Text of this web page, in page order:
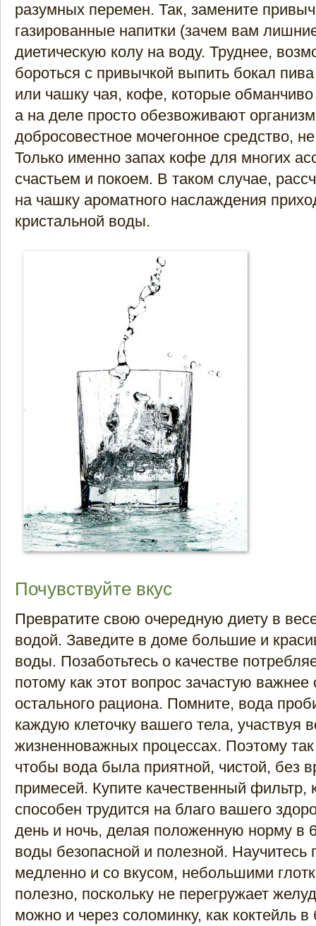
разумных перемен. Так, замените
газированные напитки (зачем вам
диетическую колу на воду. Труднее,
бороться с привычкой выпить бокал
или чашку чая, кофе, которые
а на деле просто обезвоживают
добросовестное мочегонное средство,
Только именно запах кофе для многих
счастьем и покоем. В таком случае,
на чашку ароматного наслаждения
кристальной воды.
Почувствуйте вкус
Превратите свою очередную диету в
водой. Заведите в доме большие и
воды. Позаботьтесь о качестве
потому как этот вопрос зачастую важнее
остального рациона. Помните, вода
каждую клеточку вашего тела, участвуя
жизненноважных процессах. Поэтому так
чтобы вода была приятной, чистой, без
примесей. Купите качественный фильтр,
способен трудится на благо вашего
день и ночь, делая положенную норму в
воды безопасной и полезной. Научитесь
медленно и со вкусом, небольшими
полезно, поскольку не перегружает
можно и через соломинку, как коктейль